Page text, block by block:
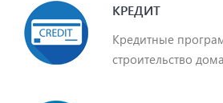
КРЕДИТ
Кредитные
строительство